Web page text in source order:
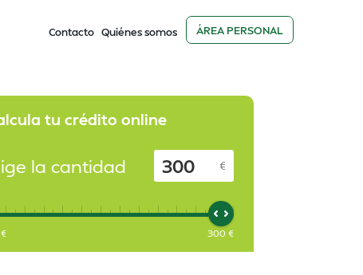
Contacto Quiénes somos ÁREA PERSONAL
tu crédito online
la cantidad €
€ 300 €